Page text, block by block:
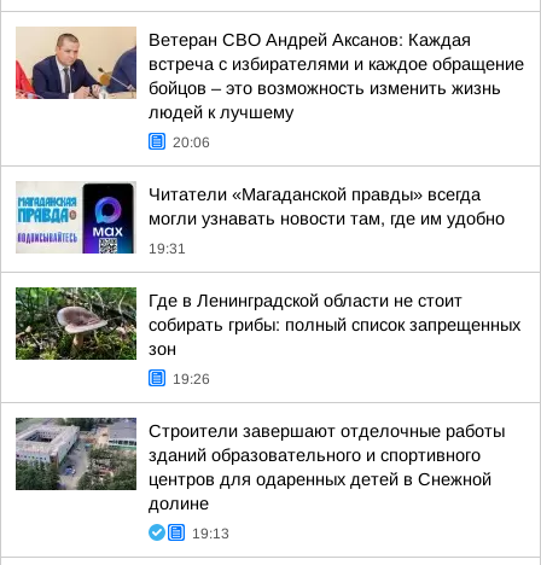
Ветеран СВО Андрей Аксанов: Каждая
встреча с избирателями и каждое обращение
бойцов – это возможность изменить жизнь
людей к лучшему
20:06
Читатели «Магаданской правды» всегда
могли узнавать новости там, где им удобно
19:31
Где в Ленинградской области не стоит
собирать грибы: полный список запрещенных
зон
19:26
Строители завершают отделочные работы
зданий образовательного и спортивного
центров для одаренных детей в Снежной
долине
19:13